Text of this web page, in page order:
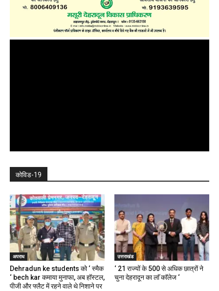
कोविड-19
अपराध
Dehradun ke students को ‘ स्मैक
‘ bech kar कमाया मुनाफा, अब हॉस्टल,
पीजी और फ्लैट में रहने वाले थे निशाने पर
उत्तराखंड
‘ 21 राज्यों के 500 से अधिक छात्रों ने
चुना देहरादून का लाॅ काॅलेज ‘